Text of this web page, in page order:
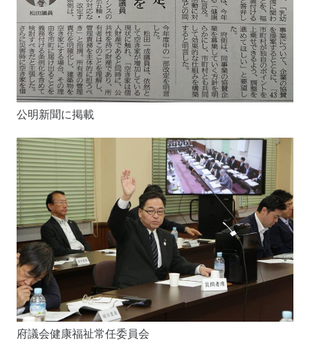
公明新聞に掲載
府議会健康福祉常任委員会